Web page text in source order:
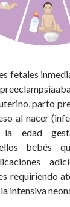
fetales
preeclampsia
parto
al nacer
la edad
bebés
requiriendo
intensiva